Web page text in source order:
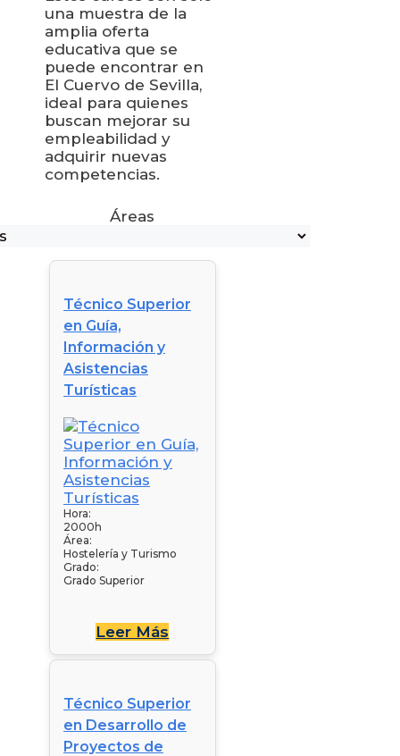
una muestra de la
amplia oferta
educativa que se
puede encontrar en
El Cuervo de Sevilla,
ideal para quienes
buscan mejorar su
empleabilidad y
adquirir nuevas
competencias.
Áreas
Técnico Superior
en Guía,
Información y
Asistencias
Turísticas
Hora:
2000h
Área:
Hostelería y Turismo
Grado:
Grado Superior
Leer Más
Técnico Superior
en Desarrollo de
Proyectos de